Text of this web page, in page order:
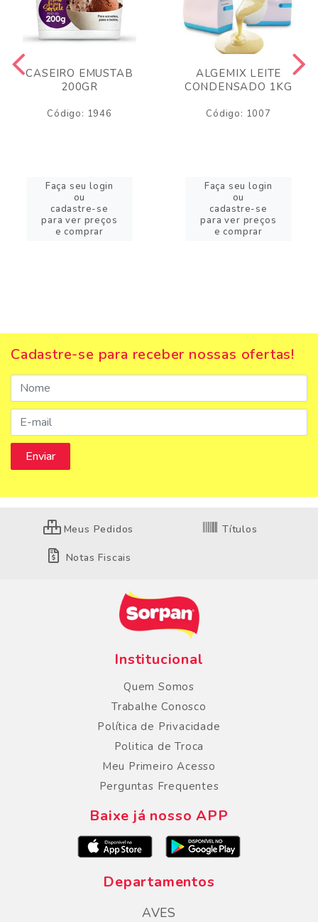
CASEIRO EMUSTAB
200GR
Código: 1946
Faça seu login
ou
cadastre-se
para ver preços
e comprar
ALGEMIX LEITE
CONDENSADO 1KG
Código: 1007
Faça seu login
ou
cadastre-se
para ver preços
e comprar
Cadastre-se para receber nossas ofertas!
Meus Pedidos Títulos
Notas Fiscais
Institucional
Quem Somos
Trabalhe Conosco
Política de Privacidade
Politica de Troca
Meu Primeiro Acesso
Perguntas Frequentes
Baixe já nosso APP
Departamentos
AVES